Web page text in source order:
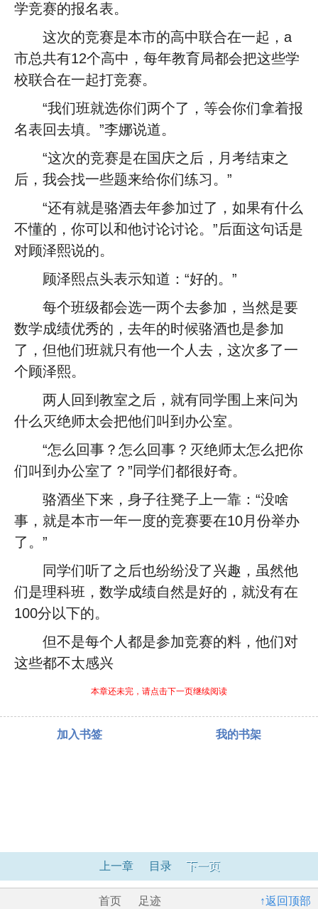
学竞赛的报名表。
这次的竞赛是本市的高中联合在一起，a
市总共有12个高中，每年教育局都会把这些学
校联合在一起打竞赛。
“我们班就选你们两个了，等会你们拿着报
名表回去填。”李娜说道。
“这次的竞赛是在国庆之后，月考结束之
后，我会找一些题来给你们练习。”
“还有就是骆酒去年参加过了，如果有什么
不懂的，你可以和他讨论讨论。”后面这句话是
对顾泽熙说的。
顾泽熙点头表示知道：“好的。”
每个班级都会选一两个去参加，当然是要
数学成绩优秀的，去年的时候骆酒也是参加
了，但他们班就只有他一个人去，这次多了一
个顾泽熙。
两人回到教室之后，就有同学围上来问为
什么灭绝师太会把他们叫到办公室。
“怎么回事？怎么回事？灭绝师太怎么把你
们叫到办公室了？”同学们都很好奇。
骆酒坐下来，身子往凳子上一靠：“没啥
事，就是本市一年一度的竞赛要在10月份举办
了。”
同学们听了之后也纷纷没了兴趣，虽然他
们是理科班，数学成绩自然是好的，就没有在
100分以下的。
但不是每个人都是参加竞赛的料，他们对
这些都不太感兴
本章还未完，请点击下一页继续阅读
加入书签 我的书架
上一章 目录 下一页
↑返回顶部
首页 足迹